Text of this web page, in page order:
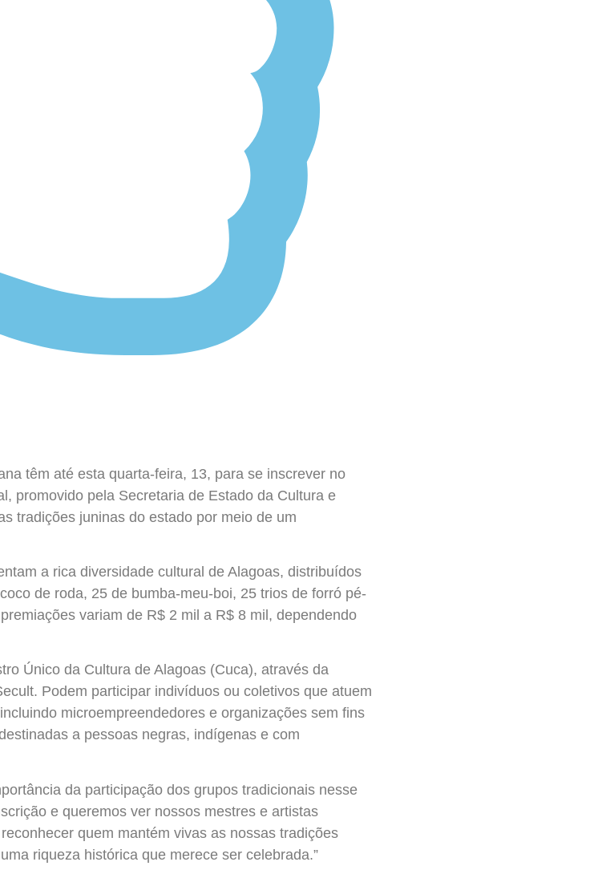
têm até esta quarta-feira, 13, para se inscrever no
promovido pela Secretaria de Estado da Cultura e
tradições juninas do estado por meio de um
a rica diversidade cultural de Alagoas, distribuídos
de roda, 25 de bumba-meu-boi, 25 trios de forró pé-
variam de R$ 2 mil a R$ 8 mil, dependendo
Único da Cultura de Alagoas (Cuca), através da
Podem participar indivíduos ou coletivos que atuem
microempreendedores e organizações sem fins
a pessoas negras, indígenas e com
da participação dos grupos tradicionais nesse
e queremos ver nossos mestres e artistas
quem mantém vivas as nossas tradições
riqueza histórica que merece ser celebrada.”